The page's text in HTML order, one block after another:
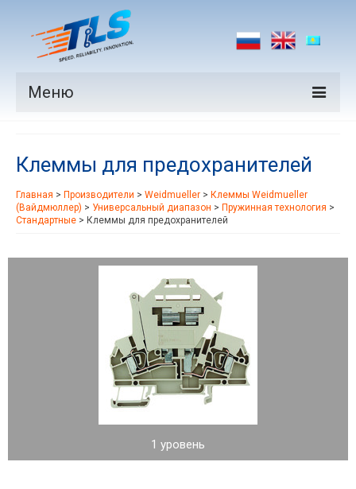
Меню
Производители
Рынки
Клеммы для предохранителей
Главная > Производители > Weidmueller > Клеммы Weidmueller
(Вайдмюллер) > Универсальный диапазон > Пружинная технология >
Стандартные > Клеммы для предохранителей
1 уровень